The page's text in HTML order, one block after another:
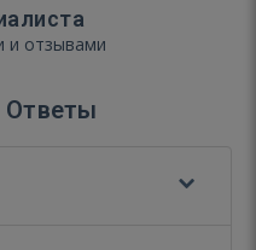
и отзывами
Ответы